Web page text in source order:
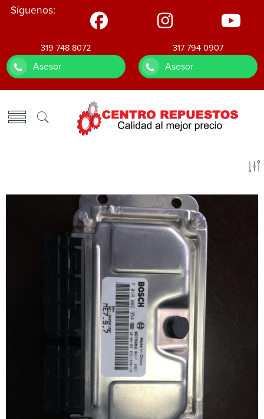
Síguenos:
319 748 8072
Asesor
317 794 0907
Asesor